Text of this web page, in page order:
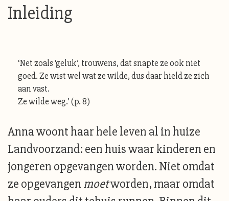
Inleiding
‘Net zoals ‘geluk’, trouwens, dat snapte ze ook niet
goed. Ze wist wel wat ze wilde, dus daar hield ze zich
aan vast.
Ze wilde weg.’ (p. 8)
Anna woont haar hele leven al in huize
Landvoorzand: een huis waar kinderen en
jongeren opgevangen worden. Niet omdat
ze opgevangen moetworden, maar omdat